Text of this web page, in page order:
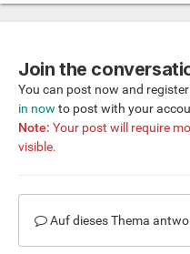
Join the
You can post now and
in now to post with your
Note: Your post will require
visible.
Auf dieses Thema